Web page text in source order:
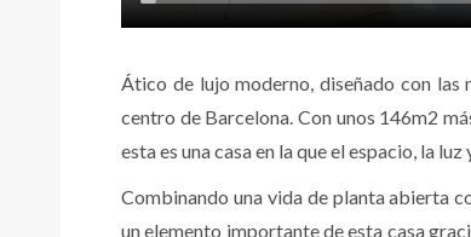
Ático de lujo moderno, diseñado con las
centro de Barcelona. Con unos 146m2
esta es una casa en la que el espacio, la
Combinando una vida de planta abierta
un elemento importante de esta casa